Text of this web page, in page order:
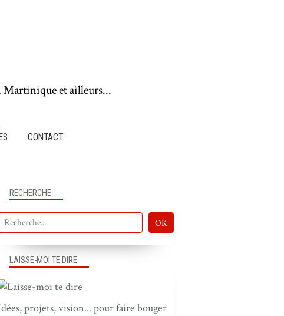
Martinique et ailleurs...
CONTACT
RECHERCHE
LAISSE-MOI TE DIRE
projets, vision... pour faire bouger